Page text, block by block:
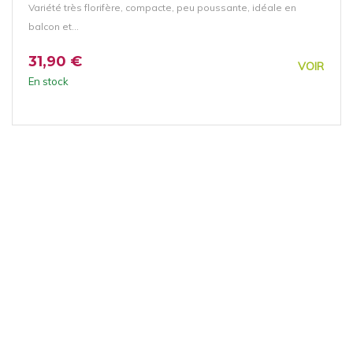
Variété très florifère, compacte, peu poussante, idéale en
balcon et...
31,90 € VOIR
En stock